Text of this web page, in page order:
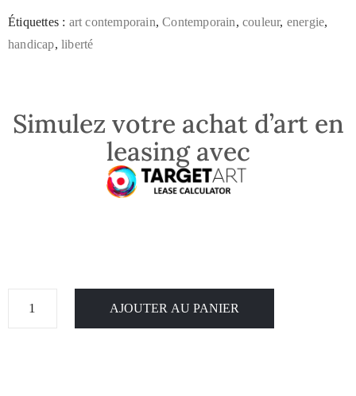
Étiquettes : art contemporain,Contemporain,couleur, energie,
handicap,liberté
Simulez votre achat d’art en
leasing avec
AJOUTER AU PANIER